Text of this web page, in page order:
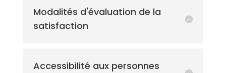
Modalités d'évaluation de la
satisfaction
Accessibilité aux personnes